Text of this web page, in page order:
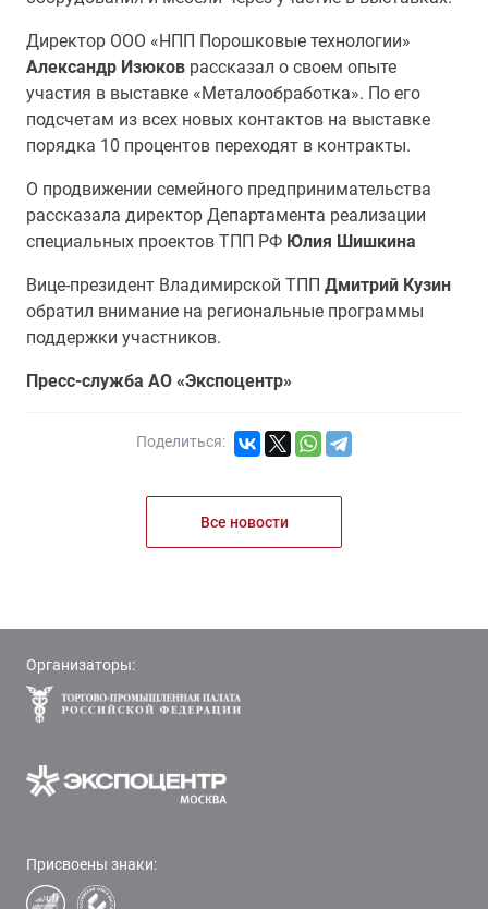
Директор ООО «НПП Порошковые технологии»
Александр Изюков рассказал о своем опыте
участия в выставке «Металообработка». По его
подсчетам из всех новых контактов на выставке
порядка 10 процентов переходят в контракты.
О продвижении семейного предпринимательства
рассказала директор Департамента реализации
специальных проектов ТПП РФ Юлия Шишкина
Вице-президент Владимирской ТПП Дмитрий Кузин
обратил внимание на региональные программы
поддержки участников.
Пресс-служба АО «Экспоцентр»
Поделиться:
Все новости
Организаторы:
Присвоены знаки: